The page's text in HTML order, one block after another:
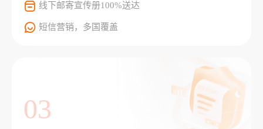
线下邮寄宣传册100%送达
短信营销，多国覆盖
03